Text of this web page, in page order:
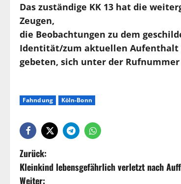
Das zuständige KK 13 hat die
Zeugen,
die Beobachtungen zu dem
Identität/zum aktuellen Aufenthalt
gebeten, sich unter der
Fahndung Köln-Bonn
Zurück:
Kleinkind lebensgefährlich verletzt nach
Weiter: